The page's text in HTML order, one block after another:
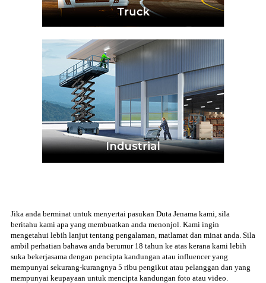
Jika anda berminat untuk menyertai pasukan Duta Jenama kami, sila
beritahu kami apa yang membuatkan anda menonjol. Kami ingin
mengetahui lebih lanjut tentang pengalaman, matlamat dan minat anda. Sila
ambil perhatian bahawa anda berumur 18 tahun ke atas kerana kami lebih
suka bekerjasama dengan pencipta kandungan atau influencer yang
mempunyai sekurang-kurangnya 5 ribu pengikut atau pelanggan dan yang
mempunyai keupayaan untuk mencipta kandungan foto atau video.